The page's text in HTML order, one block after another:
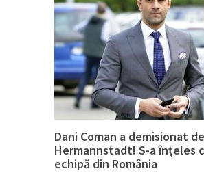
Dani Coman a demisionat
Hermannstadt! S-a înțeles
echipă din România